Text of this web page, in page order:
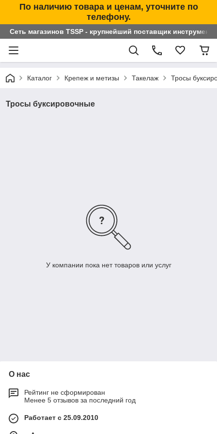
По наличию товара и ценам, уточните по
телефону.
Сеть магазинов TSSP - крупнейший поставщик
Каталог Крепеж и метизы Такелаж Тросы
Тросы буксировочные
У компании пока нет товаров или услуг
О нас
Рейтинг не сформирован
Менее 5 отзывов за последний год
Работает с 25.09.2010